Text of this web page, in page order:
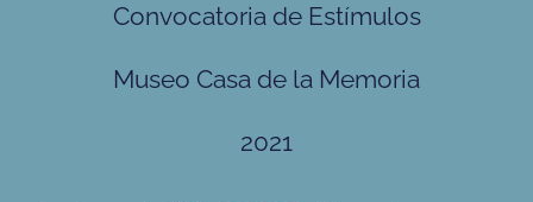
Convocatoria de Estímulos
Museo Casa de la Memoria
2021